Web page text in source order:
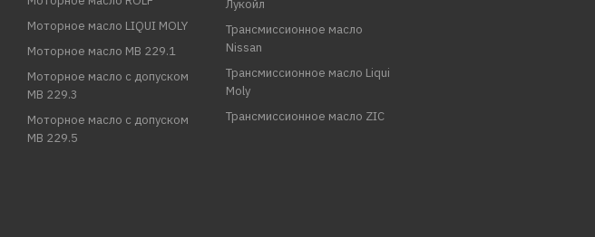
Моторное масло LIQUI MOLY
Моторное масло MB 229.1
Моторное масло с допуском
MB 229.3
Моторное масло с допуском
MB 229.5
Лукойл
Трансмиссионное масло
Nissan
Трансмиссионное масло Liqui
Moly
Трансмиссионное масло ZIC